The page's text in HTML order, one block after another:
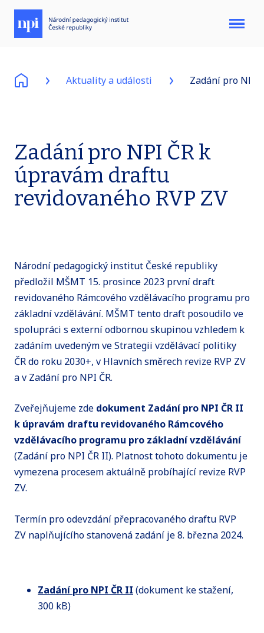
Menu
Aktuality a události Zadání pro NPI
Zadání pro NPI ČR k
úpravám draftu
revidovaného RVP ZV
Národní pedagogický institut České republiky
předložil MŠMT 15. prosince 2023 první draft
revidovaného Rámcového vzdělávacího programu pro
základní vzdělávání. MŠMT tento draft posoudilo ve
spolupráci s externí odbornou skupinou vzhledem k
zadáním uvedeným ve Strategii vzdělávací politiky
ČR do roku 2030+, v Hlavních směrech revize RVP ZV
a v Zadání pro NPI ČR.
Zveřejňujeme zde dokument Zadání pro NPI ČR II
k úpravám draftu revidovaného Rámcového
vzdělávacího programu pro základní vzdělávání
(Zadání pro NPI ČR II). Platnost tohoto dokumentu je
vymezena procesem aktuálně probíhající revize RVP
ZV.
Termín pro odevzdání přepracovaného draftu RVP
ZV naplňujícího stanovená zadání je 8. března 2024.
Zadání pro NPI ČR II (dokument ke stažení,
300 kB)